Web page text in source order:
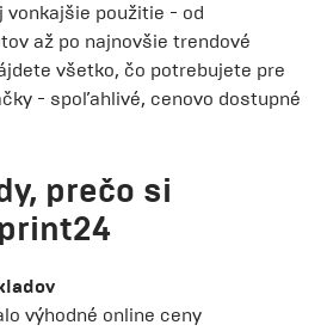
vonkajšie použitie - od
až po najnovšie trendové
všetko, čo potrebujete pre
- spoľahlivé, cenovo dostupné
prečo si
výhodné online ceny